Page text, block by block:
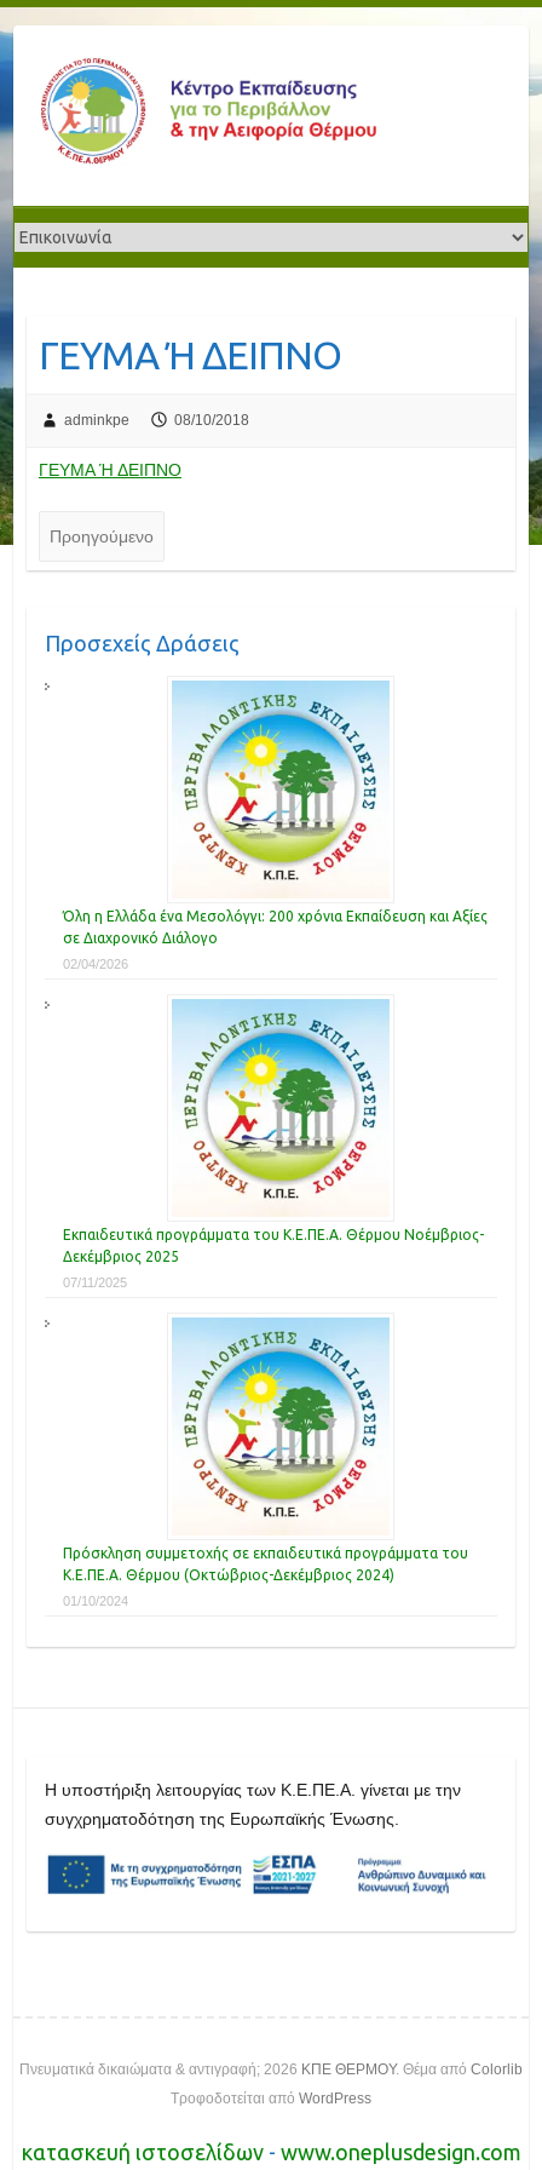
ΓΕΥΜΑ Ή ΔΕΙΠΝΟ
adminkpe 08/10/2018
ΓΕΥΜΑ Ή ΔΕΙΠΝΟ
Προηγούμενο
Προσεχείς Δράσεις
Όλη η Ελλάδα ένα Μεσολόγγι: 200 χρόνια Εκπαίδευση και Αξίες
σε Διαχρονικό Διάλογο
02/04/2026
Εκπαιδευτικά προγράμματα του Κ.Ε.ΠΕ.Α. Θέρμου Νοέμβριος-
Δεκέμβριος 2025
07/11/2025
Πρόσκληση συμμετοχής σε εκπαιδευτικά προγράμματα του
Κ.Ε.ΠΕ.Α. Θέρμου (Οκτώβριος-Δεκέμβριος 2024)
01/10/2024
H υποστήριξη λειτουργίας των Κ.Ε.ΠΕ.Α. γίνεται με την
συγχρηματοδότηση της Ευρωπαϊκής Ένωσης.
Πνευματικά δικαιώματα & αντιγραφή; 2026 ΚΠΕ ΘΕΡΜΟΥ. Θέμα από Colorlib
Τροφοδοτείται από WordPress
κατασκευή ιστοσελίδων - www.oneplusdesign.com